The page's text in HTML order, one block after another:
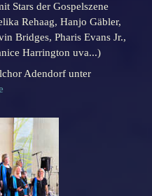
Stars der Gospelszene
Rehaag, Hanjo Gäbler,
Bridges, Pharis Evans Jr.,
Harrington uva...)
Adendorf unter